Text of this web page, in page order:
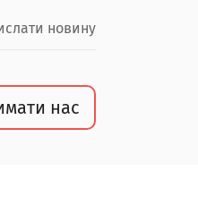
новину
нас